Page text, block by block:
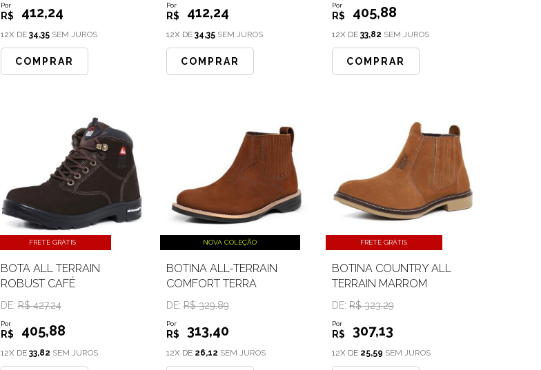
Por
R$ 412,24
12X DE 34,35SEM JUROS
COMPRAR
Por
R$ 412,24
12X DE 34,35SEM JUROS
COMPRAR
Por
R$ 405,88
12X DE 33,82 SEM JUROS
COMPRAR
FRETE GRÁTIS
BOTA ALL TERRAIN
ROBUST CAFÉ
DE:R$ 427.24
Por
R$ 405,88
12X DE 33,82 SEM JUROS
NOVA COLEÇÃO
BOTINA ALL-TERRAIN
COMFORT TERRA
DE:R$ 329.89
Por
R$ 313,40
12X DE 26,12 SEM JUROS
FRETE GRÁTIS
BOTINA COUNTRY ALL
TERRAIN MARROM
DE:R$ 323.29
Por
R$ 307,13
12X DE 25,59 SEM JUROS